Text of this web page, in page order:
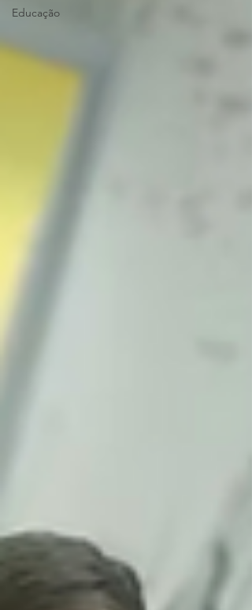
Educação